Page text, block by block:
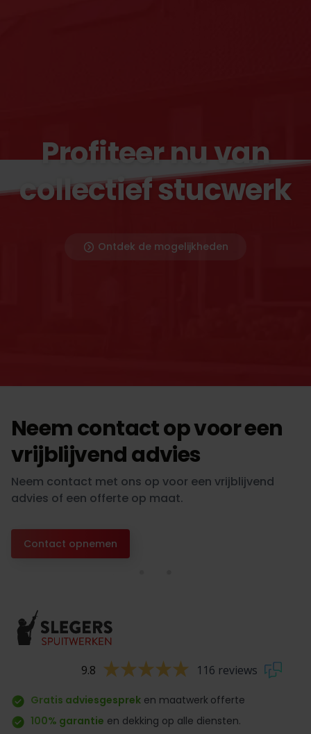
Profiteer nu van
collectief stucwerk
Ontdek de mogelijkheden
Neem contact op voor een
vrijblijvend advies
Neem contact met ons op voor een vrijblijvend
advies of een offerte op maat.
Contact opnemen
9.8 116 reviews
Gratis adviesgesprek en maatwerk offerte
100% garantie en dekking op alle diensten.